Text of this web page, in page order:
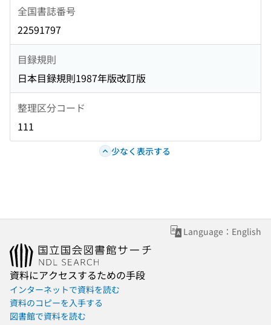
全国書誌番号
22591797
目録規則
日本目録規則1987年版改訂版
整理区分コード
111
少なく表示する
Language：English
資料にアクセスするための手段
インターネットで資料を読む
資料のコピーを入手する
図書館で資料を読む